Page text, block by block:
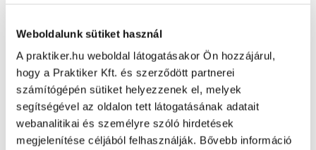
Weboldalunk sütiket használ
A praktiker.hu weboldal látogatásakor Ön hozzájárul,
hogy a Praktiker Kft. és szerződött partnerei
számítógépén sütiket helyezzenek el, melyek
segítségével az oldalon tett látogatásának adatait
webanalitikai és személyre szóló hirdetések
megjelenítése céljából felhasználják. Bővebb információ
Oldal újratöltése